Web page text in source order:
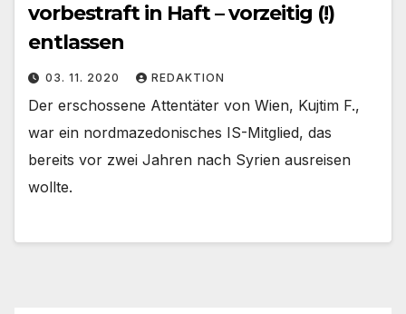
vorbestraft in Haft – vorzeitig (!)
entlassen
03. 11. 2020 REDAKTION
Der erschossene Attentäter von Wien, Kujtim F.,
war ein nordmazedonisches IS-Mitglied, das
bereits vor zwei Jahren nach Syrien ausreisen
wollte.